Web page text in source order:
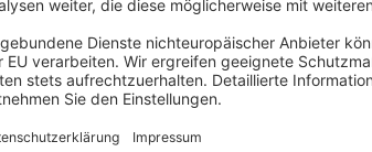
für Naturschutz, Biodiversität,
Kinder & Jugend / Berlin
E-Mail